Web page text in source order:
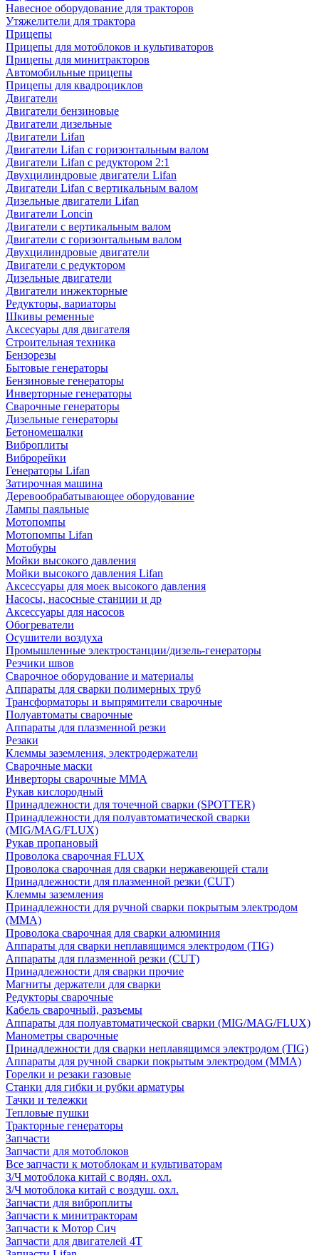
Навесное оборудование для тракторов
Утяжелители для трактора
Прицепы
Прицепы для мотоблоков и культиваторов
Прицепы для минитракторов
Автомобильные прицепы
Прицепы для квадроциклов
Двигатели
Двигатели бензиновые
Двигатели дизельные
Двигатели Lifan
Двигатели Lifan с горизонтальным валом
Двигатели Lifan с редуктором 2:1
Двухцилиндровые двигатели Lifan
Двигатели Lifan с вертикальным валом
Дизельные двигатели Lifan
Двигатели Loncin
Двигатели с вертикальным валом
Двигатели с горизонтальным валом
Двухцилиндровые двигатели
Двигатели с редуктором
Дизельные двигатели
Двигатели инжекторные
Редукторы, вариаторы
Шкивы ременные
Аксесуары для двигателя
Строительная техника
Бензорезы
Бытовые генераторы
Бензиновые генераторы
Инверторные генераторы
Сварочные генераторы
Дизельные генераторы
Бетономешалки
Виброплиты
Виброрейки
Генераторы Lifan
Затирочная машина
Деревообрабатывающее оборудование
Лампы паяльные
Мотопомпы
Мотопомпы Lifan
Мотобуры
Мойки высокого давления
Мойки высокого давления Lifan
Аксессуары для моек высокого давления
Насосы, насосные станции и др
Аксессуары для насосов
Обогреватели
Осушители воздуха
Промышленные электростанции/дизель-генераторы
Резчики швов
Сварочное оборудование и материалы
Аппараты для сварки полимерных труб
Трансформаторы и выпрямители сварочные
Полуавтоматы сварочные
Аппараты для плазменной резки
Резаки
Клеммы заземления, электродержатели
Сварочные маски
Инверторы сварочные ММА
Рукав кислородный
Принадлежности для точечной сварки (SPOTTER)
Принадлежности для полуавтоматической сварки
(MIG/MAG/FLUX)
Рукав пропановый
Проволока сварочная FLUX
Проволока сварочная для сварки нержавеющей стали
Принадлежности для плазменной резки (CUT)
Клеммы заземления
Принадлежности для ручной сварки покрытым электродом
(MMA)
Проволока сварочная для сварки алюминия
Аппараты для сварки неплавящимся электродом (TIG)
Аппараты для плазменной резки (CUT)
Принадлежности для сварки прочие
Магниты держатели для сварки
Редукторы сварочные
Кабель сварочный, разъемы
Аппараты для полуавтоматической сварки (MIG/MAG/FLUX)
Манометры сварочные
Принадлежности для сварки неплавящимся электродом (TIG)
Аппараты для ручной сварки покрытым электродом (MMA)
Горелки и резаки газовые
Станки для гибки и рубки арматуры
Тачки и тележки
Тепловые пушки
Тракторные генераторы
Запчасти
Запчасти для мотоблоков
Все запчасти к мотоблокам и культиваторам
З/Ч мотоблока китай с водян. охл.
З/Ч мотоблока китай с воздуш. охл.
Запчасти для виброплиты
Запчасти к минитракторам
Запчасти к Мотор Сич
Запчасти для двигателей 4Т